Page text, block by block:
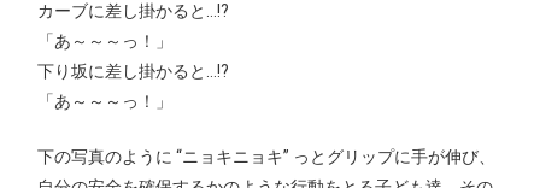
カーブに差し掛かると…!?
「あ～～～っ！」
下り坂に差し掛かると…!?
「あ～～～っ！」
下の写真のように “ニョキニョキ” っとグリップに手が伸び、